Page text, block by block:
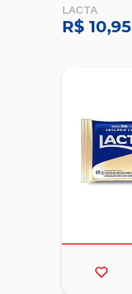
LACTA
R$ 10,95